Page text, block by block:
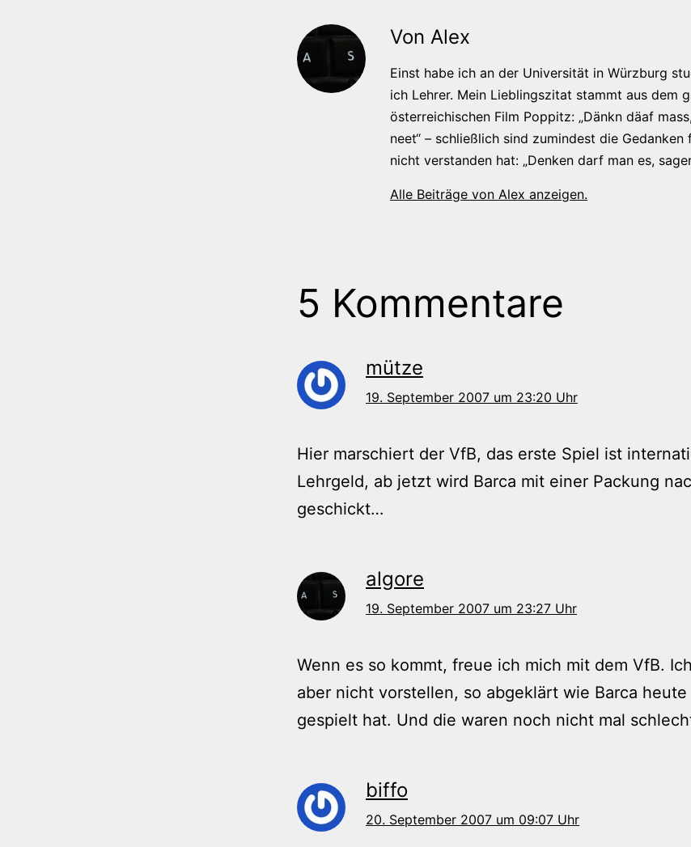
Von Alex
Einst habe ich an der Universität in Würzburg
ich Lehrer. Mein Lieblingszitat stammt aus dem
österreichischen Film Poppitz: „Dänkn däaf
neet“ – schließlich sind zumindest die Gedanken
nicht verstanden hat: „Denken darf man es,
Alle Beiträge von Alex anzeigen.
5 Kommentare
mütze
19. September 2007 um 23:20 Uhr
Hier marschiert der VfB, das erste Spiel ist
Lehrgeld, ab jetzt wird Barca mit einer Packung
geschickt…
algore
19. September 2007 um 23:27 Uhr
Wenn es so kommt, freue ich mich mit dem VfB.
aber nicht vorstellen, so abgeklärt wie Barca heute
gespielt hat. Und die waren noch nicht mal
biffo
20. September 2007 um 09:07 Uhr